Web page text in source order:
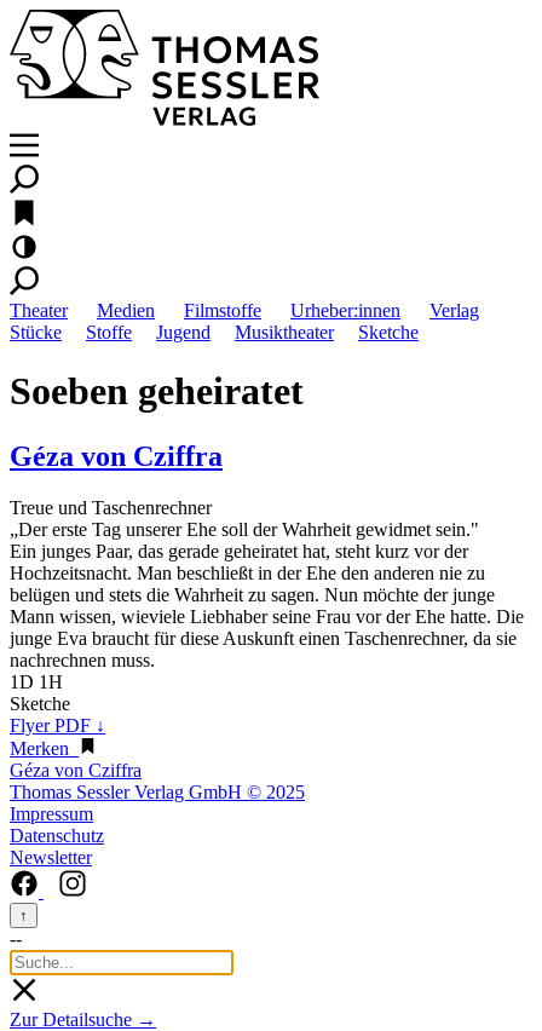
Theater Medien Filmstoffe Urheber:innen
Verlag
Stücke
Stoffe Jugend Musiktheater Sketche
Soeben geheiratet
Géza von Cziffra
Treue und Taschenrechner
„Der erste Tag unserer Ehe soll der Wahrheit gewidmet sein."
Ein junges Paar, das gerade geheiratet hat, steht kurz vor der
Hochzeitsnacht. Man beschließt in der Ehe den anderen nie zu
belügen und stets die Wahrheit zu sagen. Nun möchte der junge
Mann wissen, wieviele Liebhaber seine Frau vor der Ehe hatte. Die
junge Eva braucht für diese Auskunft einen Taschenrechner, da sie
nachrechnen muss.
1D 1H
Sketche
Flyer PDF ↓
Merken
Géza von Cziffra
Thomas Sessler Verlag GmbH © 2025
Impressum
Datenschutz
Newsletter
↑
--
Zur Detailsuche →